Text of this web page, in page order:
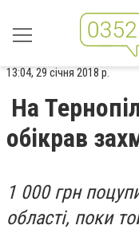
13:04, 29 січня 2018 р.
На
обікрав
1 000 грн
області, поки